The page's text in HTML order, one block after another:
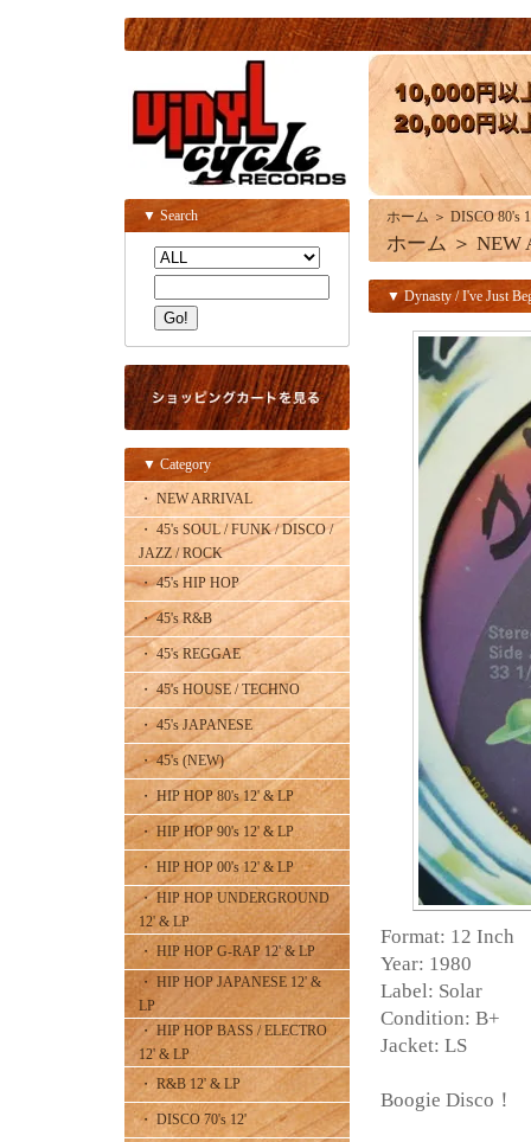
▼ Search
▼ Category
・ NEW ARRIVAL
・ 45's SOUL / FUNK / DISCO /
JAZZ / ROCK
・ 45's HIP HOP
・ 45's R&B
・ 45's REGGAE
・ 45's HOUSE / TECHNO
・ 45's JAPANESE
・ 45's (NEW)
・ HIP HOP 80's 12' & LP
・ HIP HOP 90's 12' & LP
・ HIP HOP 00's 12' & LP
・ HIP HOP UNDERGROUND
12' & LP
・ HIP HOP G-RAP 12' & LP
・ HIP HOP JAPANESE 12' &
LP
・ HIP HOP BASS / ELECTRO
12' & LP
・ R&B 12' & LP
・ DISCO 70's 12'
ホーム ＞ DISCO 80's
ホーム ＞ NEW
▼ Dynasty / I've Just
Format: 12 Inch
Year: 1980
Label: Solar
Condition: B+
Jacket: LS
Boogie Disco！